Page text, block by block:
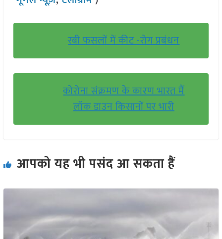
रबी फसलों में कीट -रोग प्रबंधन
कोरोना संक्रमण के कारण भारत मैं
लॉक डाउन किसानों पर भारी
आपको यह भी पसंद आ सकता हैं